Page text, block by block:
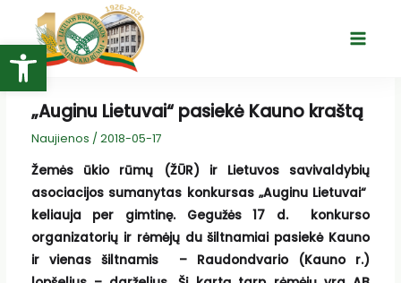
Open toolbar
turinio
Main
„Auginu Lietuvai“ pasiekė Kauno kraštą
Naujienos / 2018-05-17
Žemės ūkio rūmų (ŽŪR) ir Lietuvos savivaldybių
asociacijos sumanytas konkursas „Auginu Lietuvai“
keliauja per gimtinę. Gegužės 17 d. konkurso
organizatorių ir rėmėjų du šiltnamiai pasiekė Kauno
ir vienas šiltnamis – Raudondvario (Kauno r.)